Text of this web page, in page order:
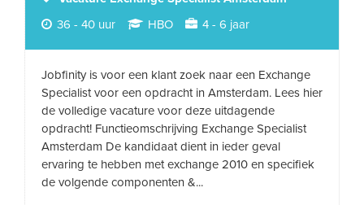
36 - 40 uur
HBO 4 - 6 jaar
Jobfinity is voor een klant zoek naar een Exchange
Specialist voor een opdracht in Amsterdam. Lees hier
de volledige vacature voor deze uitdagende
opdracht! Functieomschrijving Exchange Specialist
Amsterdam De kandidaat dient in ieder geval
ervaring te hebben met exchange 2010 en specifiek
de volgende componenten &...